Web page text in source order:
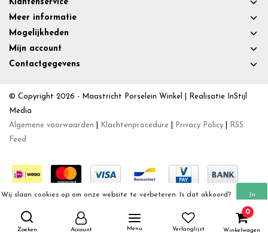
Klantenservice
Meer informatie
Mogelijkheden
Mijn account
Contactgegevens
© Copyright 2026 - Maastricht Porselein Winkel | Realisatie InStijl
Media
Algemene voorwaarden
Klachtenprocedure Privacy Policy
RSS
Feed
Zoeken Account Menu Verlanglijst
0
Winkelwagen
Wij slaan cookies op om onze website te verbeteren. Is dat akkoord? Ja
Meer over cookies »